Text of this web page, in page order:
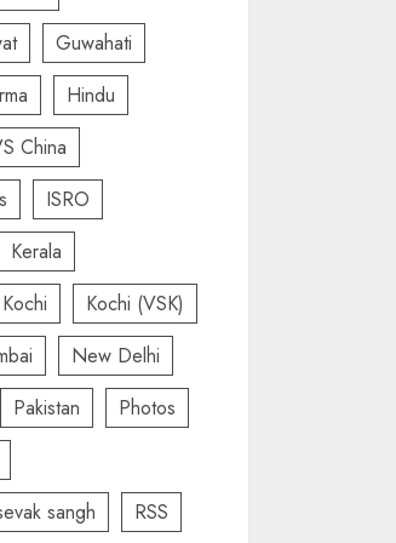
Guwahati
Hindu
China
ISRO
Kerala
Kochi
Kochi (VSK)
New Delhi
Pakistan
Photos
sangh
RSS